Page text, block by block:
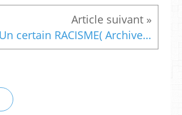
Un certain RACISME( Archives Ama Mazama et Brothers Jimmy ) : Quand de RFO-Guadeloupe, à Guadeloupe 1 ère le racialisme prospère.